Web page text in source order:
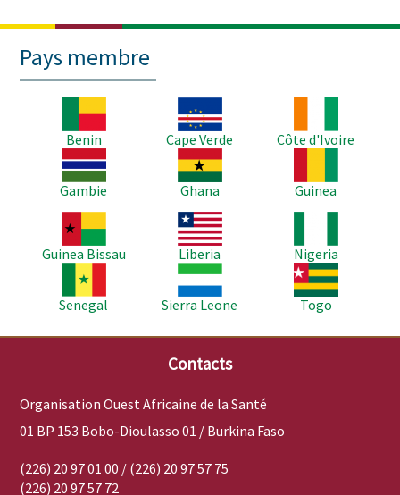
Pays membre
Benin
Image
Cape Verde
Côte d'Ivoire
Image
Gambie
Image
Ghana
Guinea
Image
Guinea Bissau
Image
Liberia
Nigeria
Senegal
Image
Sierra Leone
Image
Togo
Contacts
Organisation Ouest Africaine de la Santé
01 BP 153 Bobo-Dioulasso 01 / Burkina Faso
(226) 20 97 01 00 / (226) 20 97 57 75
(226) 20 97 57 72